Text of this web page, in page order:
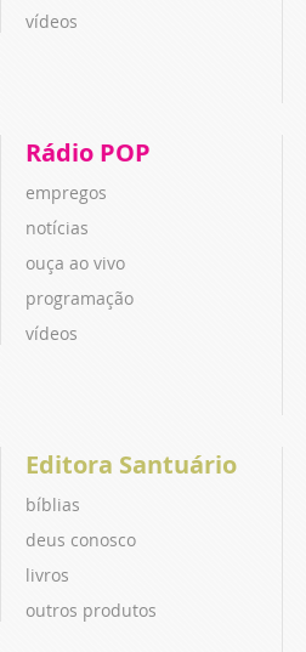
vídeos
Rádio POP
empregos
notícias
ouça ao vivo
programação
vídeos
Editora Santuário
bíblias
deus conosco
livros
outros produtos